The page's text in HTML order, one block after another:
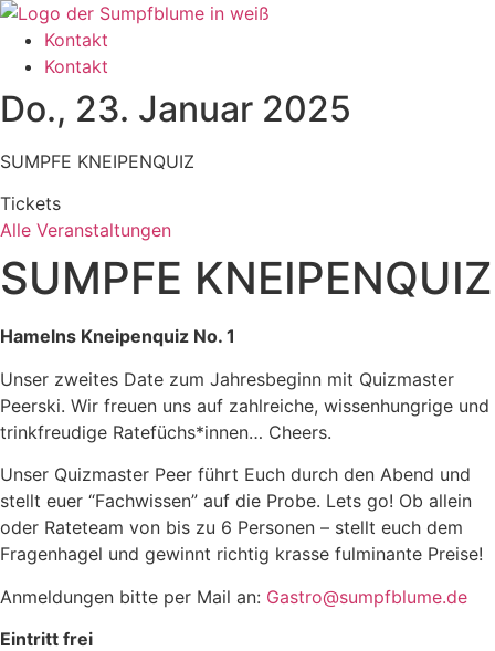
Zum
Inhalt
wechseln
Kontakt
Kontakt
Do., 23. Januar 2025
SUMPFE KNEIPENQUIZ
Tickets
Alle Veranstaltungen
SUMPFE KNEIPENQUIZ
Hamelns Kneipenquiz No. 1
Unser zweites Date zum Jahresbeginn mit Quizmaster
Peerski. Wir freuen uns auf zahlreiche, wissenhungrige und
trinkfreudige Ratefüchs*innen… Cheers.
Unser Quizmaster Peer führt Euch durch den Abend und
stellt euer “Fachwissen” auf die Probe. Lets go! Ob allein
oder Rateteam von bis zu 6 Personen – stellt euch dem
Fragenhagel und gewinnt richtig krasse fulminante Preise!
Anmeldungen bitte per Mail an: ed.emulbfpmus@ortsaG
Eintritt frei